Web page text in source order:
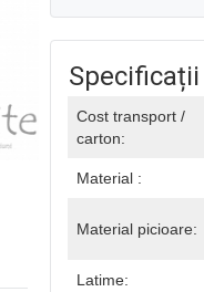
Specificații
Cost transport /
carton:
Material :
Material picioare:
Latime: